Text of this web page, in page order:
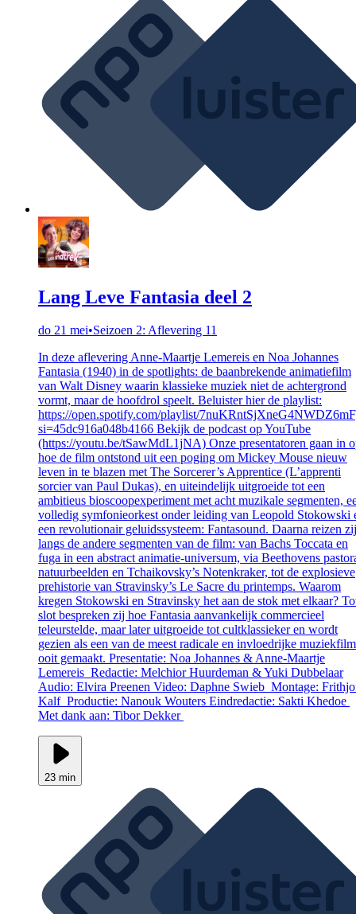
Lang Leve Fantasia deel 2
do 21 mei•Seizoen 2: Aflevering 11
In deze aflevering Anne-Maartje Lemereis en Noa Johannes
Fantasia (1940) in de spotlights: de baanbrekende animatiefilm
van Walt Disney waarin klassieke muziek niet de achtergrond
vormt, maar de hoofdrol speelt. Beluister hier de playlist:
https://open.spotify.com/playlist/
si=45dc916a048b4166 Bekijk de podcast op YouTube
(https://youtu.be/tSawMdL1jNA) Onze presentatoren gaan in
hoe de film ontstond uit een poging om Mickey Mouse nieuw
leven in te blazen met The Sorcerer’s Apprentice (L’apprenti
sorcier van Paul Dukas), en uiteindelijk uitgroeide tot een
ambitieus bioscoopexperiment met acht muzikale segmenten,
volledig symfonieorkest onder leiding van Leopold Stokowski
een revolutionair geluidssysteem: Fantasound. Daarna reizen zij
langs de andere segmenten van de film: van Bachs Toccata en
fuga in een abstract animatie-universum, via Beethovens
natuurbeelden en Tchaikovsky’s Notenkraker, tot de explosieve
prehistorie van Stravinsky’s Le Sacre du printemps. Waarom
kregen Stokowski en Stravinsky het aan de stok met elkaar?
slot bespreken zij hoe Fantasia aanvankelijk commercieel
teleurstelde, maar later uitgroeide tot cultklassieker en wordt
gezien als een van de meest radicale en invloedrijke
ooit gemaakt. Presentatie: Noa Johannes & Anne-Maartje
Lemereis Redactie: Melchior Huurdeman & Yuki Dubbelaar
Audio: Elvira Preenen Video: Daphne Swieb Montage:
Kalf Productie: Nanouk Wouters Eindredactie: Sakti Khedoe
Met dank aan: Tibor Dekker
23 min